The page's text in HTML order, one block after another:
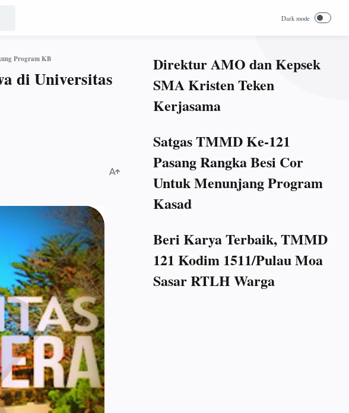
Program KB
di Universitas
Direktur AMO dan Kepsek
SMA Kristen Teken
Kerjasama
Satgas TMMD Ke-121
Pasang Rangka Besi Cor
Untuk Menunjang Program
Kasad
Beri Karya Terbaik, TMMD
121 Kodim 1511/Pulau Moa
Sasar RTLH Warga